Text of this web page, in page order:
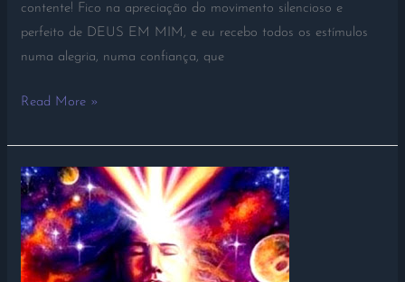
contente! Fico na apreciação do movimento silencioso e
perfeito de DEUS EM MIM, e eu recebo todos os estímulos
numa alegria, numa confiança, que
Read More »
EU
SOU
O
HOMEM
CÓSMICO!